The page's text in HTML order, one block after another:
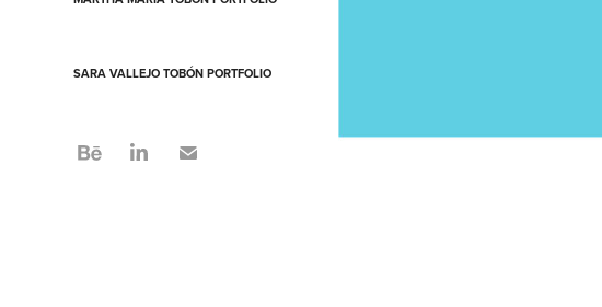
SARA VALLEJO TOBÓN PORTFOLIO